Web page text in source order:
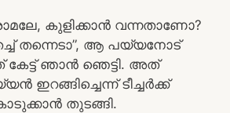
കുളിക്കാൻ വന്നതാണോ?
തന്നെടാ”, ആ പയ്യനോട്
ഞാൻ ഞെട്ടി. അത്
ഇറങ്ങിച്ചെന്ന് ടീച്ചർക്ക്
തുടങ്ങി.